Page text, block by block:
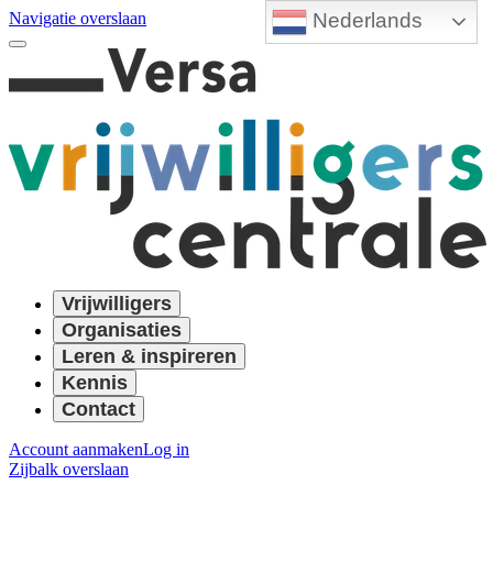
Nederlands
Navigatie overslaan
Vrijwilligers
Organisaties
Leren & inspireren
Kennis
Contact
Account aanmakenLog in
Zijbalk overslaan